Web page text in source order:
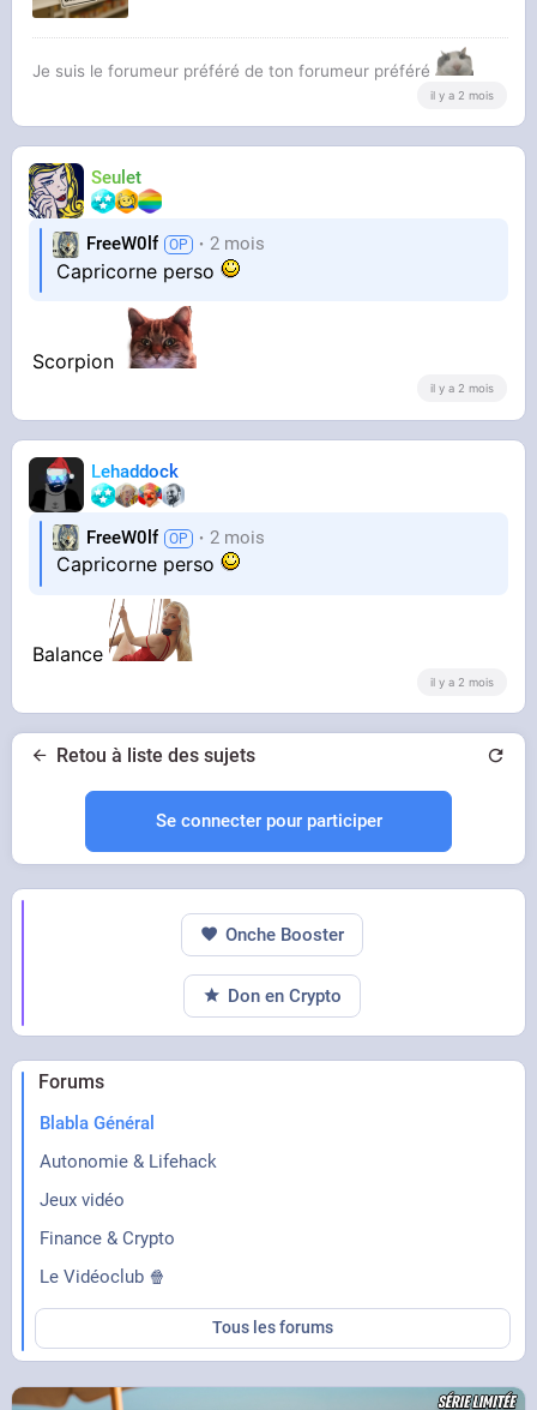
Je suis le forumeur préféré de ton forumeur préféré
il y a 2 mois
Seulet
FreeW0lf 2 mois
Capricorne perso
Scorpion
il y a 2 mois
Lehaddock
FreeW0lf 2 mois
Capricorne perso
Balance
il y a 2 mois
Retou à liste des sujets
Se connecter pour participer
Forums
Blabla Général
Autonomie & Lifehack
Jeux vidéo
Finance & Crypto
Le Vidéoclub 🍿
Tous les forums
Onche Booster
Don en Crypto